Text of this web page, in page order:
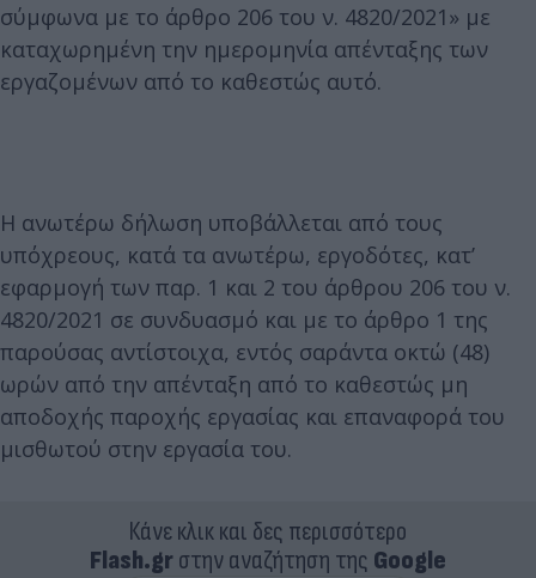
σύμφωνα με το άρθρο 206 του ν. 4820/2021» με
καταχωρημένη την ημερομηνία απένταξης των
εργαζομένων από το καθεστώς αυτό.
Η ανωτέρω δήλωση υποβάλλεται από τους
υπόχρεους, κατά τα ανωτέρω, εργοδότες, κατ’
εφαρμογή των παρ. 1 και 2 του άρθρου 206 του ν.
4820/2021 σε συνδυασμό και με το άρθρο 1 της
παρούσας αντίστοιχα, εντός σαράντα οκτώ (48)
ωρών από την απένταξη από το καθεστώς μη
αποδοχής παροχής εργασίας και επαναφορά του
μισθωτού στην εργασία του.
Κάνε κλικ και δες περισσότερο
Flash.grστην αναζήτηση της Google